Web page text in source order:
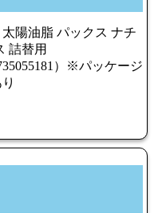
太陽油脂 パックス ナチ
詰替用
）※パッケージ